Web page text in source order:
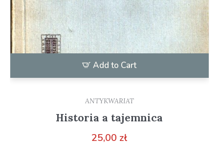
Add to Cart
ANTYKWARIAT
Historia a tajemnica
25,00 zł